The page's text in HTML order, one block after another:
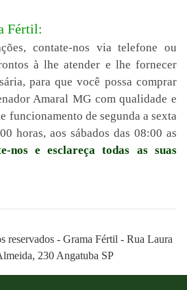
Fértil:
contate-nos via telefone ou
à lhe atender e lhe fornecer
para que você possa comprar
Amaral MG com qualidade e
funcionamento de segunda a sexta
horas, aos sábados das 08:00 as
nos e esclareça todas as suas
reservados - Grama Fértil - Rua Laura
230 Angatuba SP